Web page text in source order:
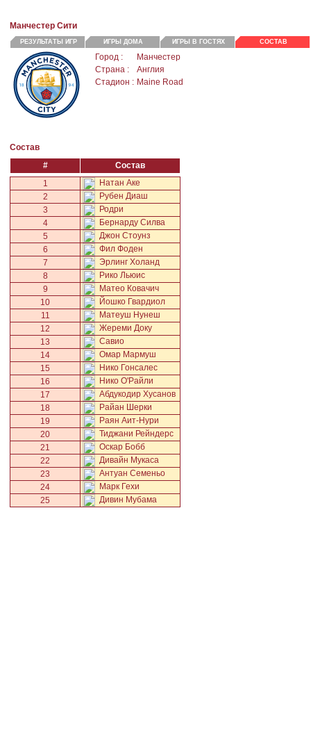
Манчестер Сити
РЕЗУЛЬТАТЫ ИГР ИГРЫ ДОМА ИГРЫ В ГОСТЯХ СОСТАВ
Город :
Манчестер
Страна :
Англия
Стадион : Maine Road
Состав
#
Состав
1
Натан Аке
2
Рубен Диаш
3
Родри
4
Бернарду Силва
5
Джон Стоунз
6
Фил Фоден
7
Эрлинг Холанд
8
Рико Льюис
9
Матео Ковачич
10
Йошко Гвардиол
11
Матеуш Нунеш
12
Жереми Доку
13
Савио
14
Омар Мармуш
15
Нико Гонсалес
16
Нико О'Райли
17
Абдукодир Хусанов
18
Райан Шерки
19
Раян Аит-Нури
20
Тиджани Рейндерс
21
Оскар Бобб
22
Дивайн Мукаса
23
Антуан Семеньо
24
Марк Гехи
25
Дивин Мубама